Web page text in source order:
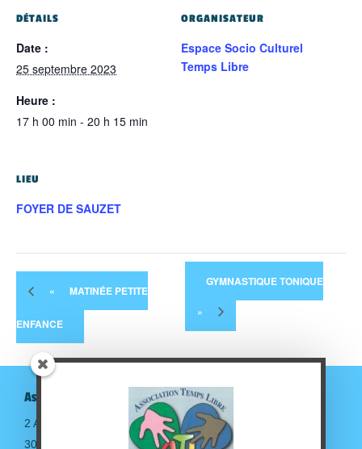
DÉTAILS
Date :
25 septembre 2023
Heure :
17 h 00 min - 20 h 15 min
ORGANISATEUR
Espace Socio Culturel
Temps Libre
LIEU
FOYER DE SAUZET
« MATINÉE PETITE
ENFANCE
GYMNASTIQUE TONIQUE
»
Association Temps Libre
2 Avenue de la gare
30190 Saint-Geniès de Malgoirès